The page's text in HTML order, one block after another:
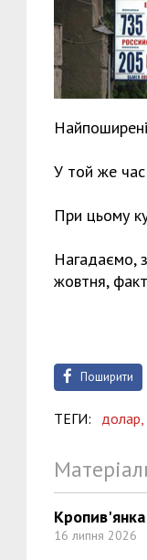
У той же час
При цьому
Нагадаємо,
жовтня,
Поширити
ТЕГИ: долар,
Кропив'янка
16 липня 2026